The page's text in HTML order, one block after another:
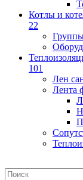
Котлы и
22
101
Лен
Лента